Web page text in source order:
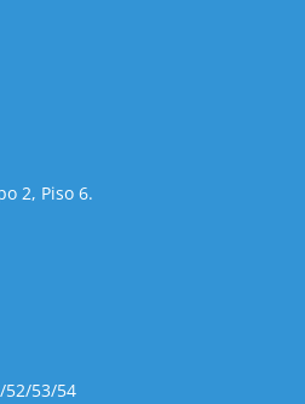
2, Piso 6.
52/53/54